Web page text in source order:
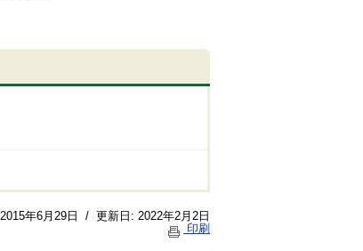
2015年6月29日 / 更新日: 2022年2月2日
印刷